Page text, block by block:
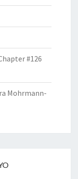
#126
Mohrmann-